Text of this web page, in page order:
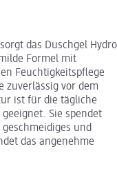
das Duschgel Hydro
Formel mit
Feuchtigkeitspflege
zuverlässig vor dem
ist für die tägliche
Sie spendet
und
das angenehme